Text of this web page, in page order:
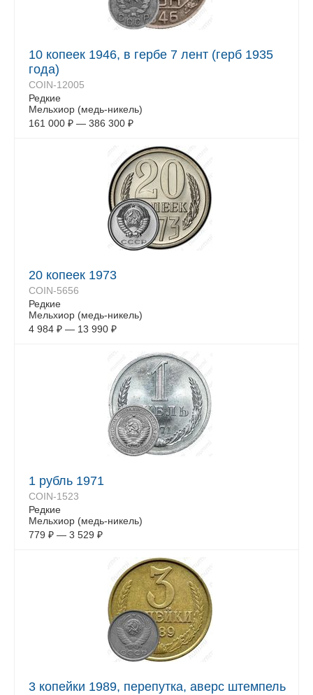
10 копеек 1946, в гербе 7 лент (герб 1935
года)
COIN-12005
Редкие
Мельхиор (медь-никель)
161 000 ₽ — 386 300 ₽
20 копеек 1973
COIN-5656
Редкие
Мельхиор (медь-никель)
4 984 ₽ — 13 990 ₽
1 рубль 1971
COIN-1523
Редкие
Мельхиор (медь-никель)
779 ₽ — 3 529 ₽
3 копейки 1989, перепутка, аверс штемпель